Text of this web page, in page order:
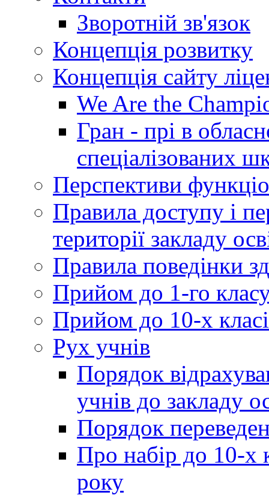
Зворотній зв'язок
Концепція розвитку
Концепція сайту
We Are the
Гран - прі в
спеціалізованих
Перспективи
Правила доступу і
території закладу
Правила поведінки
Прийом до 1-го
Прийом до 10-х
Рух учнів
Порядок
учнів до закладу
Порядок
Про набір до 10-х
року